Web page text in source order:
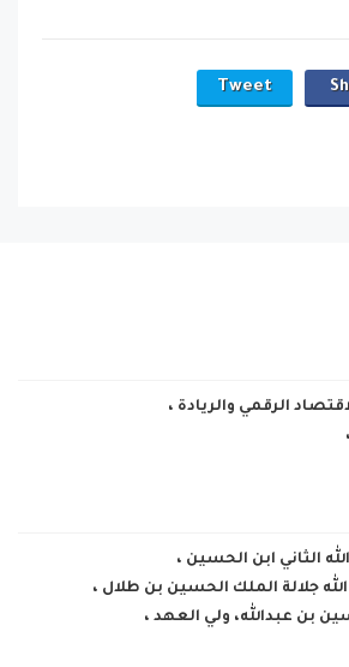
Tweet
الرقمي والريادة ،
،
الثاني ابن الحسين ،
جلالة الملك الحسين بن طلال ،
بن عبدالله، ولي العهد ،